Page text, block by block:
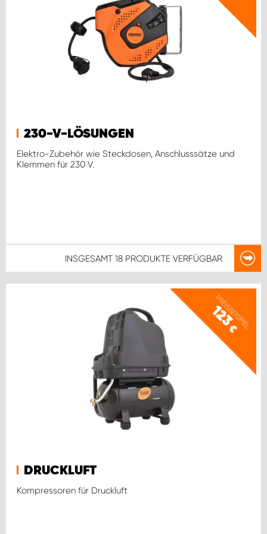
230-V-LÖSUNGEN
Elektro-Zubehör wie Steckdosen, Anschlusssätze und
Klemmen für 230 V.
INSGESAMT 18 PRODUKTE VERFÜGBAR
PREISBEISPIEL
123
€
DRUCKLUFT
Kompressoren für Druckluft